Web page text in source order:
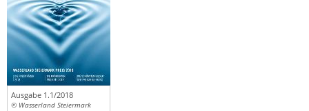
Ausgabe 1.1/2018
© Wasserland Steiermark